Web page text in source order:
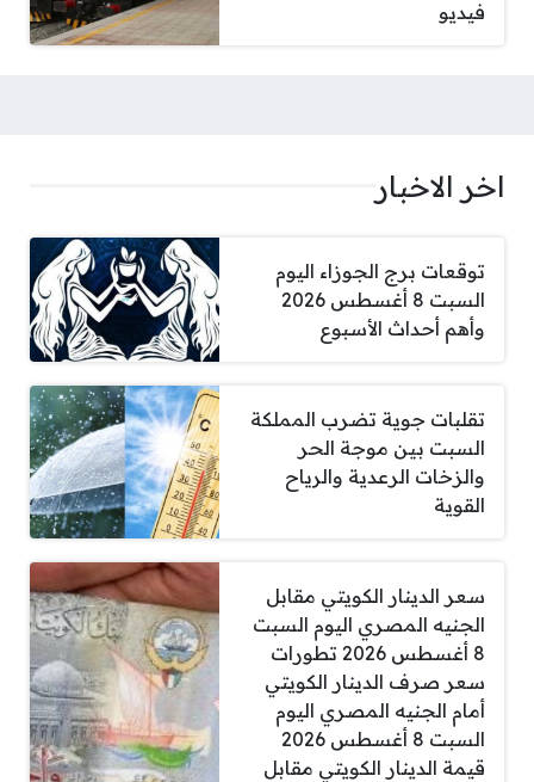
فيديو
اخر الاخبار
توقعات برج الجوزاء اليوم
السبت 8 أغسطس 2026
وأهم أحداث الأسبوع
تقلبات جوية تضرب المملكة
السبت بين موجة الحر
والزخات الرعدية والرياح
القوية
سعر الدينار الكويتي مقابل
الجنيه المصري اليوم السبت
8 أغسطس 2026 تطورات
سعر صرف الدينار الكويتي
أمام الجنيه المصري اليوم
السبت 8 أغسطس 2026
قيمة الدينار الكويتي مقابل